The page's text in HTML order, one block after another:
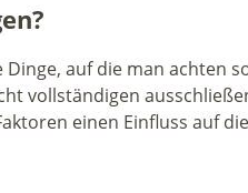
auf die man achten
vollständigen
einen Einfluss auf